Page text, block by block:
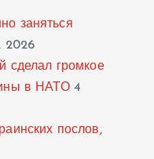
заняться
2026
сделал громкое
в НАТО 4
послов,